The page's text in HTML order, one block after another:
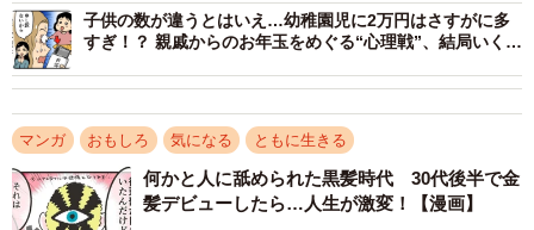
ム」など、ちょっとユルくてポジティブなものにしたそう
です。
「最初は『え〜なにそれ！「ライオンのごきげんよう」み
たい〜』って笑われましたけど、意外と盛り上がったんで
すよ。たとえば『情けない話』を引いた子が、朝バタバタ
しすぎて着替えるのを忘れてパジャマ姿のまま保育園に子
子供の数が違うとはいえ…幼稚園児に2万円はさすがに多
すぎ！？ 親戚からのお年玉をめぐる“心理戦”、結局いくら
マンガ おもしろ 気になる ともに生きる
何かと人に舐められた黒髪時代 30代後半で金
髪デビューしたら…人生が激変！【漫画】